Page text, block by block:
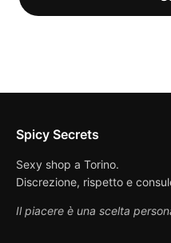
Spicy Secrets
Sexy shop a Torino.
Discrezione, rispetto e
Il piacere è una scelta